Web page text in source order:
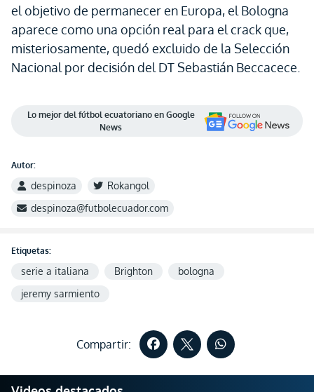
el objetivo de permanecer en Europa, el Bologna
aparece como una opción real para el crack que,
misteriosamente, quedó excluido de la Selección
Nacional por decisión del DT Sebastián Beccacece.
Lo mejor del fútbol ecuatoriano en Google
News
Autor:
despinoza
Rokangol
despinoza@futbolecuador.com
Etiquetas:
serie a italiana Brighton
bologna
jeremy sarmiento
Compartir: